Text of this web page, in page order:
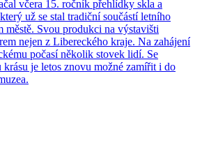
včera 15. ročník přehlídky skla a
už se stal tradiční součástí letního
městě. Svou produkci na výstavišti
nejen z Libereckého kraje. Na zahájení
počasí několik stovek lidí. Se
je letos znovu možné zamířit i do